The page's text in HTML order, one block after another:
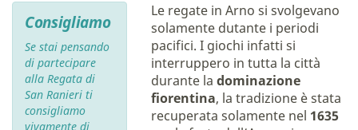
Consigliamo
Se stai pensando
di partecipare
alla Regata di
San Ranieri ti
consigliamo
vivamente di
Le regate in Arno si svolgevano
solamente dutante i periodi
pacifici. I giochi infatti si
interruppero in tutta la città
durante la dominazione
fiorentina, la tradizione è stata
recuperata solamente nel 1635